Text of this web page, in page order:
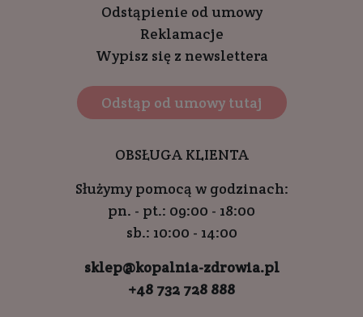
Odstąpienie od umowy
Reklamacje
Wypisz się z newslettera
Odstąp od umowy tutaj
OBSŁUGA KLIENTA
Służymy pomocą w godzinach:
pn. - pt.: 09:00 - 18:00
sb.: 10:00 - 14:00
sklep@kopalnia-zdrowia.pl
+48 732 728 888